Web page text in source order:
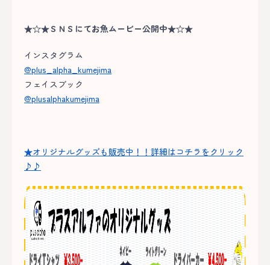
★☆★ＳＮＳにてお魚ムービー公開中★☆★
インスタグラム
@plus_alpha_kumejima
フェイスブック
@plusalphakumejima
★オリジナルグッズも販売中！！詳細はコチラをクリック
♪♪